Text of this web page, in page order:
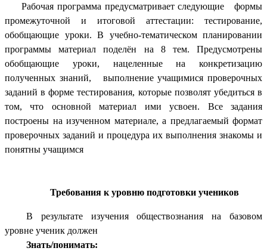
Рабочая программа предусматривает следующие формы
промежуточной и итоговой аттестации: тестирование,
обобщающие уроки. В учебно-тематическом планировании
программы материал поделён на 8 тем. Предусмотрены
обобщающие уроки, нацеленные на конкретизацию
полученных знаний, выполнение учащимися проверочных
заданий в форме тестирования, которые позволят убедиться в
том, что основной материал ими усвоен. Все задания
построены на изученном материале, а предлагаемый формат
проверочных заданий и процедура их выполнения знакомы и
понятны учащимся
Требования к уровню подготовки учеников
В результате изучения обществознания на базовом
уровне ученик должен
Знать/понимать: